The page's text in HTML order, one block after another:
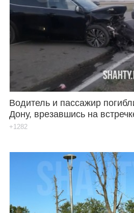
Водитель и пассажир
Дону, врезавшись на
+1282